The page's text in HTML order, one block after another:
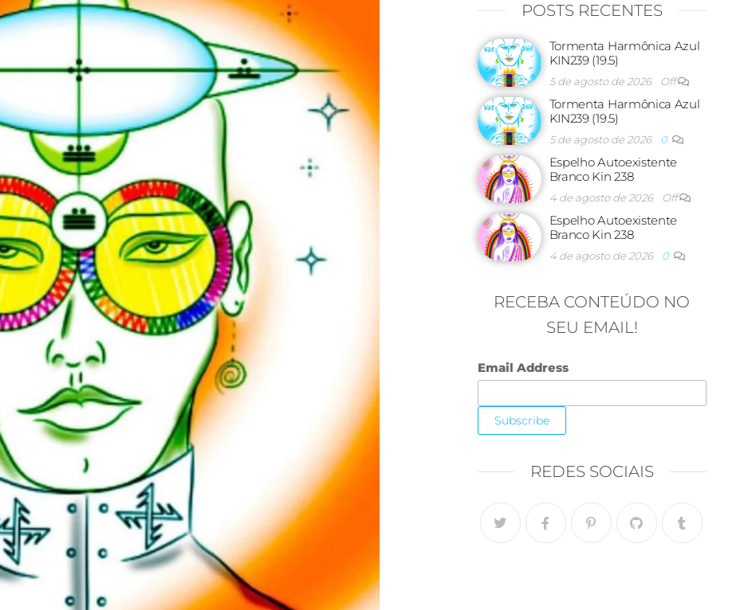
POSTS RECENTES
Tormenta Harmônica Azul
KIN239 (19.5)
5 de agosto de 2026 Off
Tormenta Harmônica Azul
KIN239 (19.5)
5 de agosto de 2026 0
Espelho Autoexistente
Branco Kin 238
4 de agosto de 2026 Off
Espelho Autoexistente
Branco Kin 238
4 de agosto de 2026 0
RECEBA CONTEÚDO NO
SEU EMAIL!
Email Address
REDES SOCIAIS